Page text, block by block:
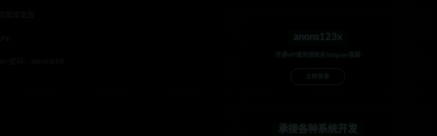
anons123x
开通VIP或充值联系Telegram客服
立即查看
承接各种系统开发